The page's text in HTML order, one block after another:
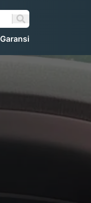
Garansi